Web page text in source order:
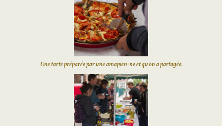
Une tarte préparée par une amapien⋅ne et qu’on a partagée.